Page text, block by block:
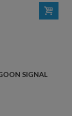
SIGNAL